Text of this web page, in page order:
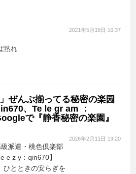
2021年5月19日 10:37
黙れ
」ぜんぶ揃ってる秘密の楽园
、Te le gr am ：
で『静香秘密の楽園』
2026年2月11日 19:20
派遣・桃色倶楽部
e z y：qin670】
ひとときの安らぎを